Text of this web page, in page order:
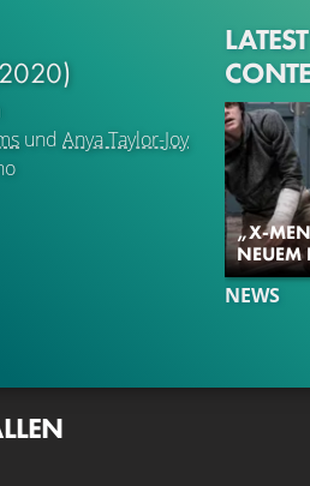
und Anya Taylor-Joy
LATEST
„X-
NEUEM
NEWS